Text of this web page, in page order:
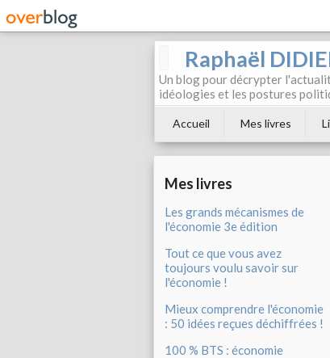
Raphaël
Un blog pour décrypter
idéologies et les postures
Accueil Mes livres
Mes livres
Les grands mécanismes de
l'économie 3e édition
Tout ce que vous avez
toujours voulu savoir sur
l'économie !
Mieux comprendre l'économie
: 50 idées reçues déchiffrées !
100 % BTS : économie